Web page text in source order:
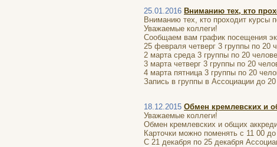
25.01.2016 Вниманию тех, кто
Вниманию тех, кто проходит курсы
Уважаемые коллеги!
Сообщаем вам график посещения
25 февраля четверг 3 группы по 20
2 марта среда 3 группы по 20
3 марта четверг 3 группы по 20
4 марта пятница 3 группы по 20
Запись в группы в Ассоциации до
18.12.2015 Обмен кремлевских и
Уважаемые коллеги!
Обмен кремлевских и общих
Карточки можно поменять с 11 00
С 21 декабря по 25 декабря